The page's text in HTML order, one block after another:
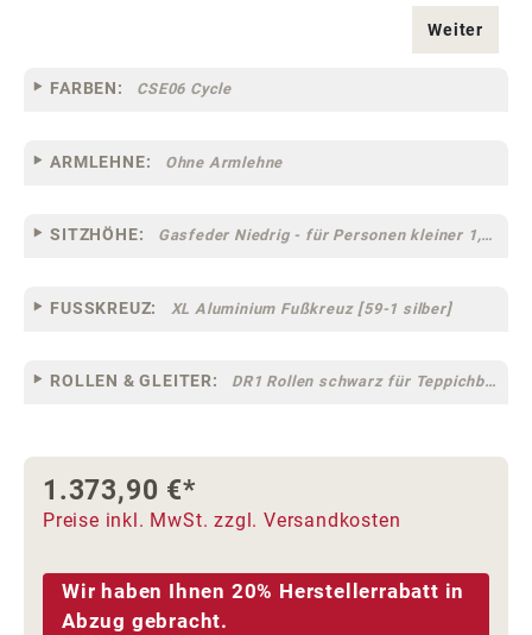
Weiter
FARBEN: CSE06 Cycle
ARMLEHNE: Ohne Armlehne
SITZHÖHE: Gasfeder Niedrig - für Personen kleiner 1,60 m
FUSSKREUZ: XL Aluminium Fußkreuz [59-1 silber]
ROLLEN & GLEITER: DR1 Rollen schwarz für Teppichböden [10]
1.373,90 €*
Preise inkl. MwSt. zzgl. Versandkosten
Wir haben Ihnen 20% Herstellerrabatt in
Abzug gebracht.